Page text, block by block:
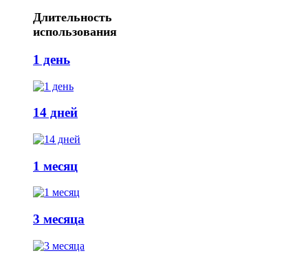
Длительность
использования
1 день
14 дней
1 месяц
3 месяца